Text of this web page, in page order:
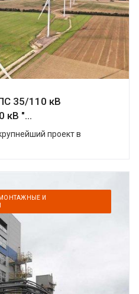
35/110 кВ
кВ "...
проект в
И